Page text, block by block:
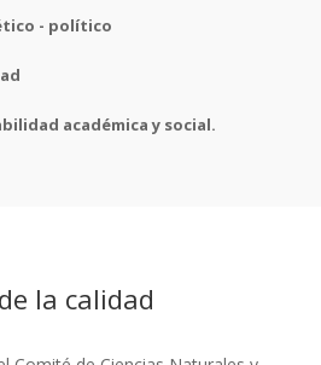
- político
académica y social.
la calidad